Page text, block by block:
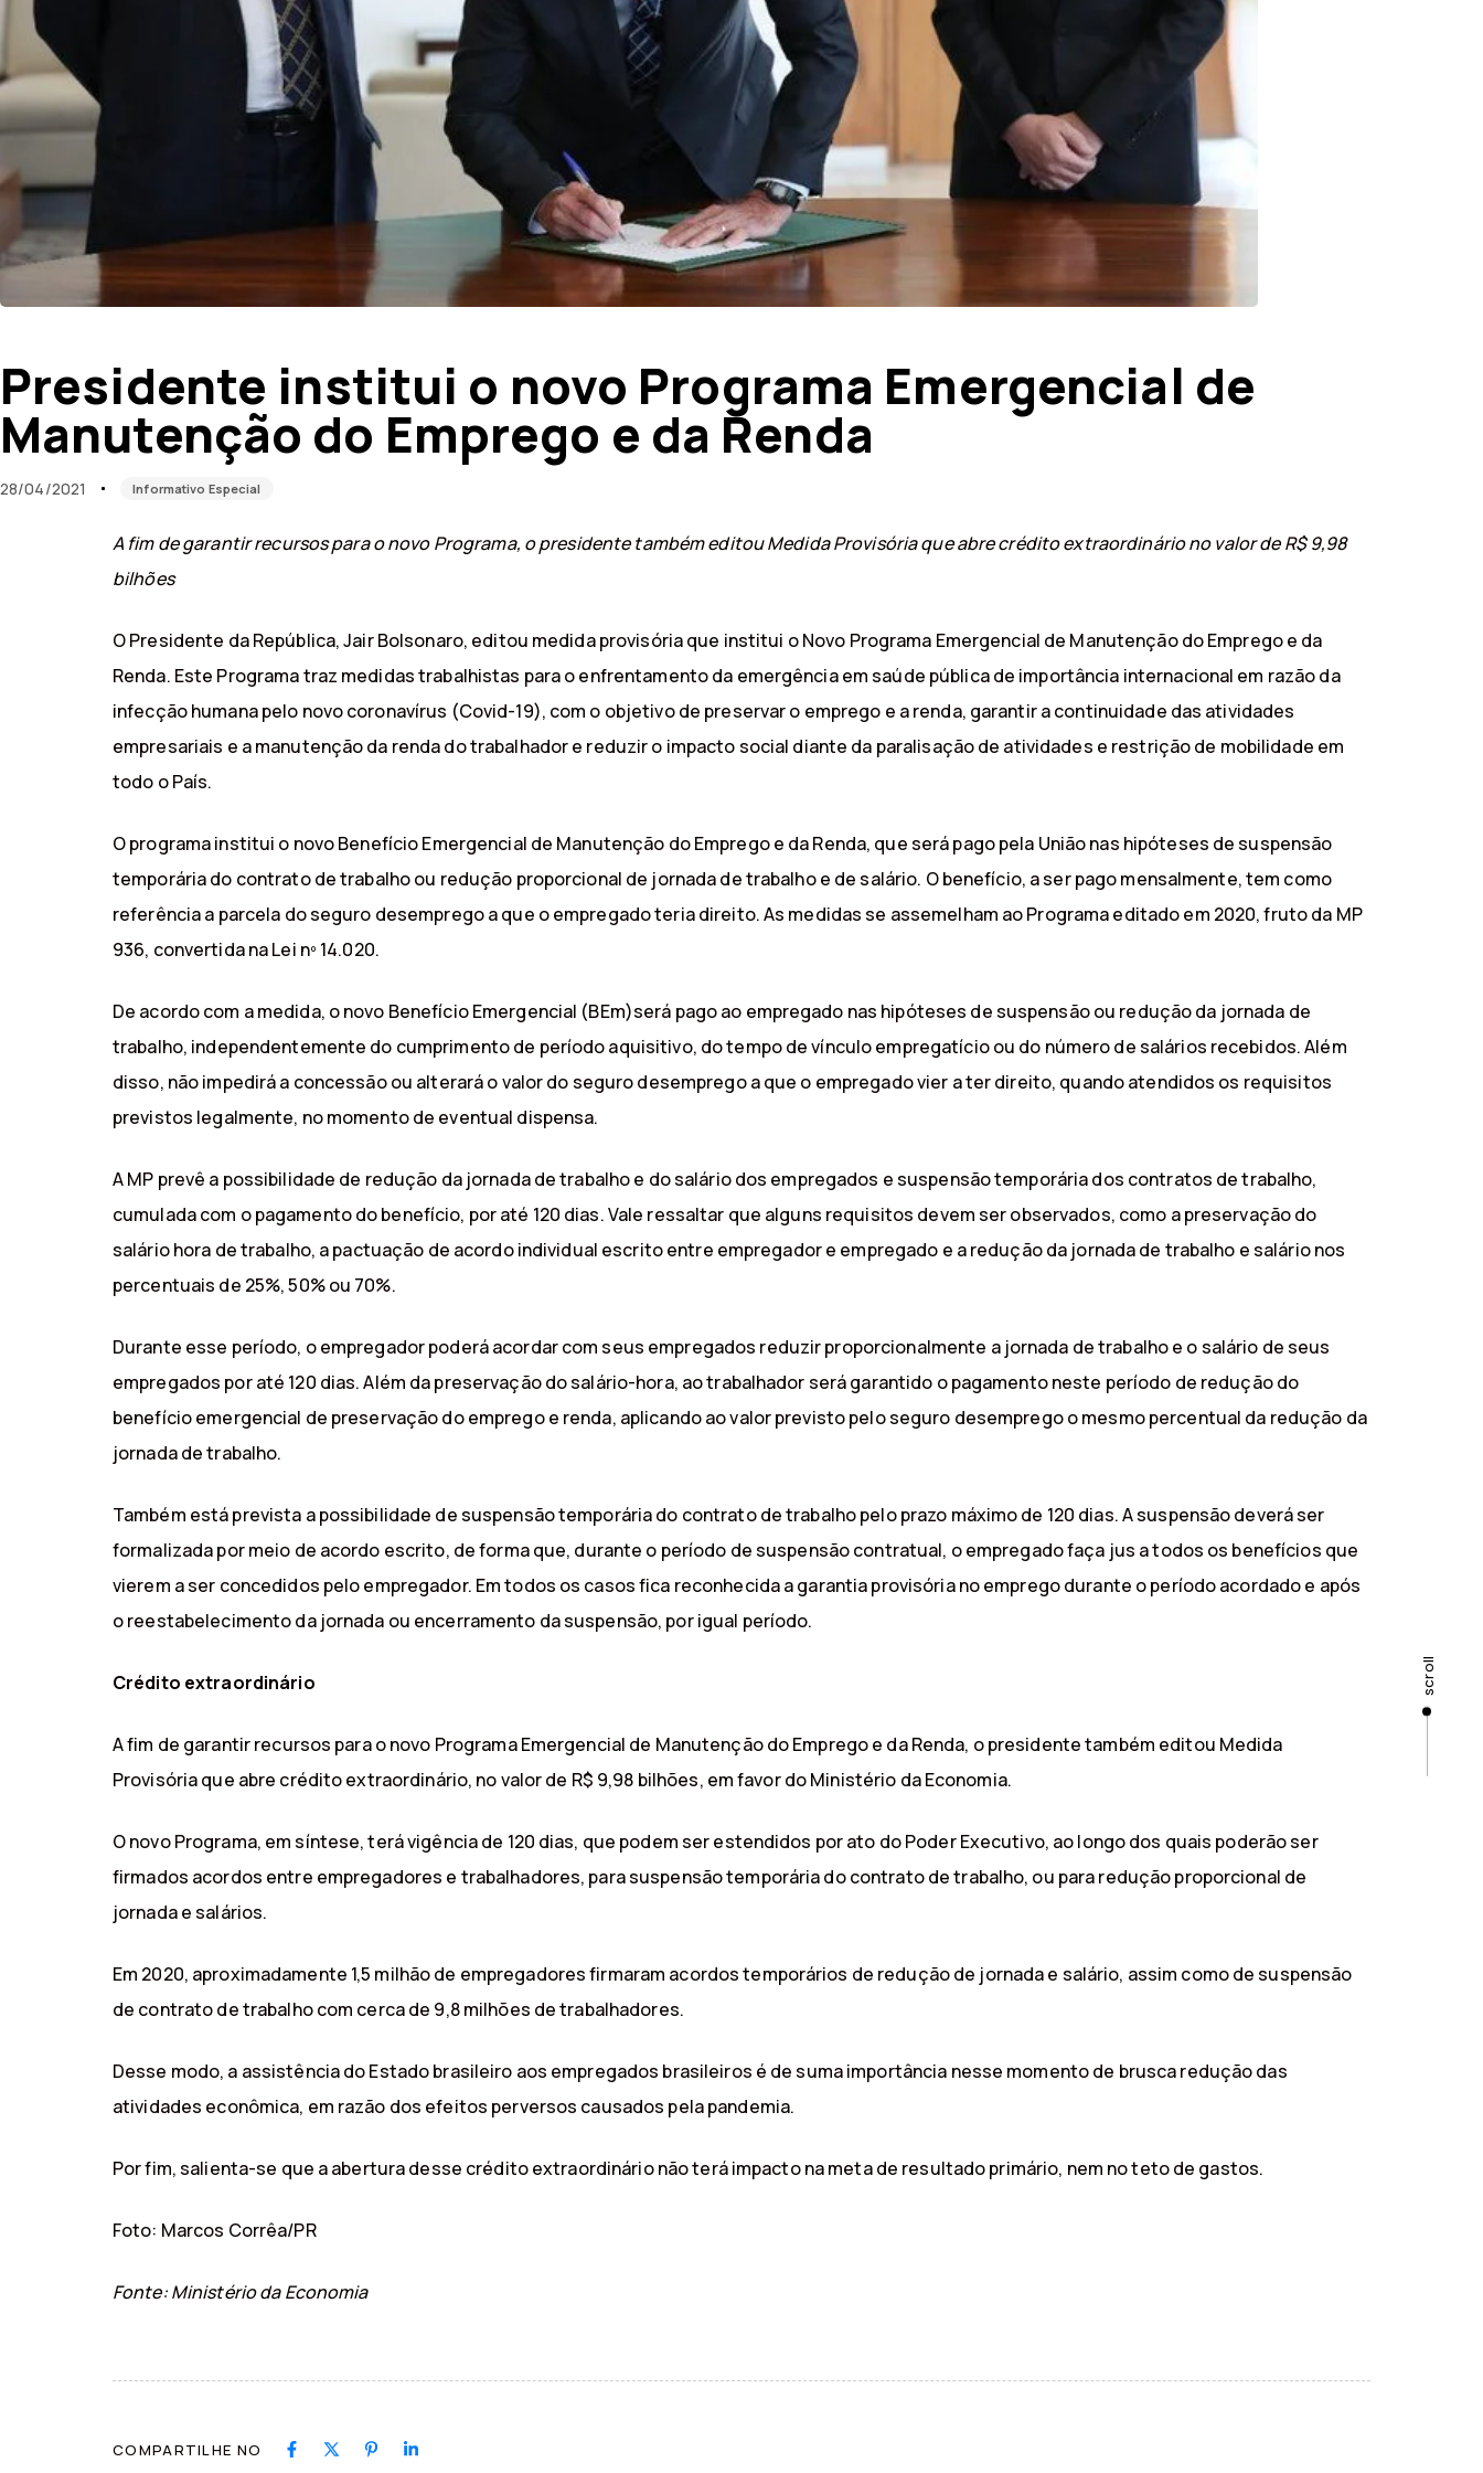
scroll
Presidente institui o novo Programa Emergencial de
Manutenção do Emprego e da Renda
28/04/2021 Informativo Especial
A fim de garantir recursos para o novo Programa, o presidente também editou Medida Provisória que abre crédito extraordinário no valor de R$ 9,98
bilhões
O Presidente da República, Jair Bolsonaro, editou medida provisória que institui o Novo Programa Emergencial de Manutenção do Emprego e da
Renda. Este Programa traz medidas trabalhistas para o enfrentamento da emergência em saúde pública de importância internacional em razão da
infecção humana pelo novo coronavírus (Covid-19), com o objetivo de preservar o emprego e a renda, garantir a continuidade das atividades
empresariais e a manutenção da renda do trabalhador e reduzir o impacto social diante da paralisação de atividades e restrição de mobilidade em
todo o País.
O programa institui o novo Benefício Emergencial de Manutenção do Emprego e da Renda, que será pago pela União nas hipóteses de suspensão
temporária do contrato de trabalho ou redução proporcional de jornada de trabalho e de salário. O benefício, a ser pago mensalmente, tem como
referência a parcela do seguro desemprego a que o empregado teria direito. As medidas se assemelham ao Programa editado em 2020, fruto da MP
936, convertida na Lei nº 14.020.
De acordo com a medida, o novo Benefício Emergencial (BEm)será pago ao empregado nas hipóteses de suspensão ou redução da jornada de
trabalho, independentemente do cumprimento de período aquisitivo, do tempo de vínculo empregatício ou do número de salários recebidos. Além
disso, não impedirá a concessão ou alterará o valor do seguro desemprego a que o empregado vier a ter direito, quando atendidos os requisitos
previstos legalmente, no momento de eventual dispensa.
A MP prevê a possibilidade de redução da jornada de trabalho e do salário dos empregados e suspensão temporária dos contratos de trabalho,
cumulada com o pagamento do benefício, por até 120 dias. Vale ressaltar que alguns requisitos devem ser observados, como a preservação do
salário hora de trabalho, a pactuação de acordo individual escrito entre empregador e empregado e a redução da jornada de trabalho e salário nos
percentuais de 25%, 50% ou 70%.
Durante esse período, o empregador poderá acordar com seus empregados reduzir proporcionalmente a jornada de trabalho e o salário de seus
empregados por até 120 dias. Além da preservação do salário-hora, ao trabalhador será garantido o pagamento neste período de redução do
benefício emergencial de preservação do emprego e renda, aplicando ao valor previsto pelo seguro desemprego o mesmo percentual da redução da
jornada de trabalho.
Também está prevista a possibilidade de suspensão temporária do contrato de trabalho pelo prazo máximo de 120 dias. A suspensão deverá ser
formalizada por meio de acordo escrito, de forma que, durante o período de suspensão contratual, o empregado faça jus a todos os benefícios que
vierem a ser concedidos pelo empregador. Em todos os casos fica reconhecida a garantia provisória no emprego durante o período acordado e após
o reestabelecimento da jornada ou encerramento da suspensão, por igual período.
Crédito extraordinário
A fim de garantir recursos para o novo Programa Emergencial de Manutenção do Emprego e da Renda, o presidente também editou Medida
Provisória que abre crédito extraordinário, no valor de R$ 9,98 bilhões, em favor do Ministério da Economia.
O novo Programa, em síntese, terá vigência de 120 dias, que podem ser estendidos por ato do Poder Executivo, ao longo dos quais poderão ser
firmados acordos entre empregadores e trabalhadores, para suspensão temporária do contrato de trabalho, ou para redução proporcional de
jornada e salários.
Em 2020, aproximadamente 1,5 milhão de empregadores firmaram acordos temporários de redução de jornada e salário, assim como de suspensão
de contrato de trabalho com cerca de 9,8 milhões de trabalhadores.
Desse modo, a assistência do Estado brasileiro aos empregados brasileiros é de suma importância nesse momento de brusca redução das
atividades econômica, em razão dos efeitos perversos causados pela pandemia.
Por fim, salienta-se que a abertura desse crédito extraordinário não terá impacto na meta de resultado primário, nem no teto de gastos.
Foto: Marcos Corrêa/PR
Fonte: Ministério da Economia
COMPARTILHE NO